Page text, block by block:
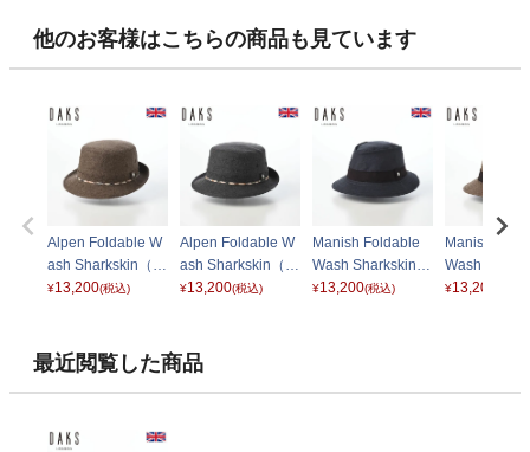
他のお客様はこちらの商品も見ています
Alpen Foldable W
ash Sharkskin（ア
ルペン フォルダブ
33 ブラウン
¥13,200(税込)
Alpen Foldable W
ash Sharkskin（ア
ルペン フォルダブ
33 チャコール
¥13,200(税込)
Manish Foldable
Wash Sharkskin
（マニッシュ フォ
¥13,200(税込)
Manish
Wash
（マニッシ
¥13,200
最近閲覧した商品